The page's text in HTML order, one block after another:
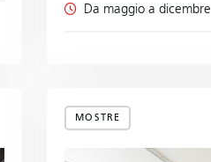
Da maggio a dicembre
MOSTRE